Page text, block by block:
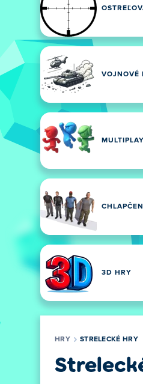
VOJNOVÉ
3D HRY
HRY STRELECKÉ HRY